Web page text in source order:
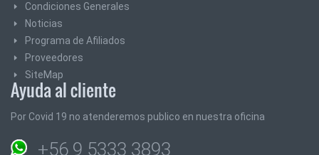
Condiciones Generales
Noticias
Programa de Afiliados
Proveedores
SiteMap
Ayuda al cliente
Por Covid 19 no atenderemos publico en nuestra oficina
+56 9 5333 3893